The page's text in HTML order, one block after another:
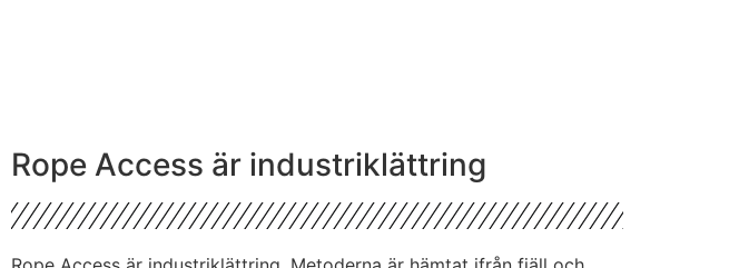
Rope Access är industriklättring